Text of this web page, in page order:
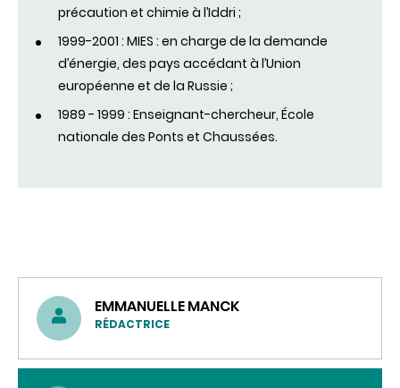
précaution et chimie à l’Iddri ;
1999-2001 : MIES : en charge de la demande
d’énergie, des pays accédant à l’Union
européenne et de la Russie ;
1989 - 1999 : Enseignant-chercheur, École
nationale des Ponts et Chaussées.
EMMANUELLE MANCK
RÉDACTRICE